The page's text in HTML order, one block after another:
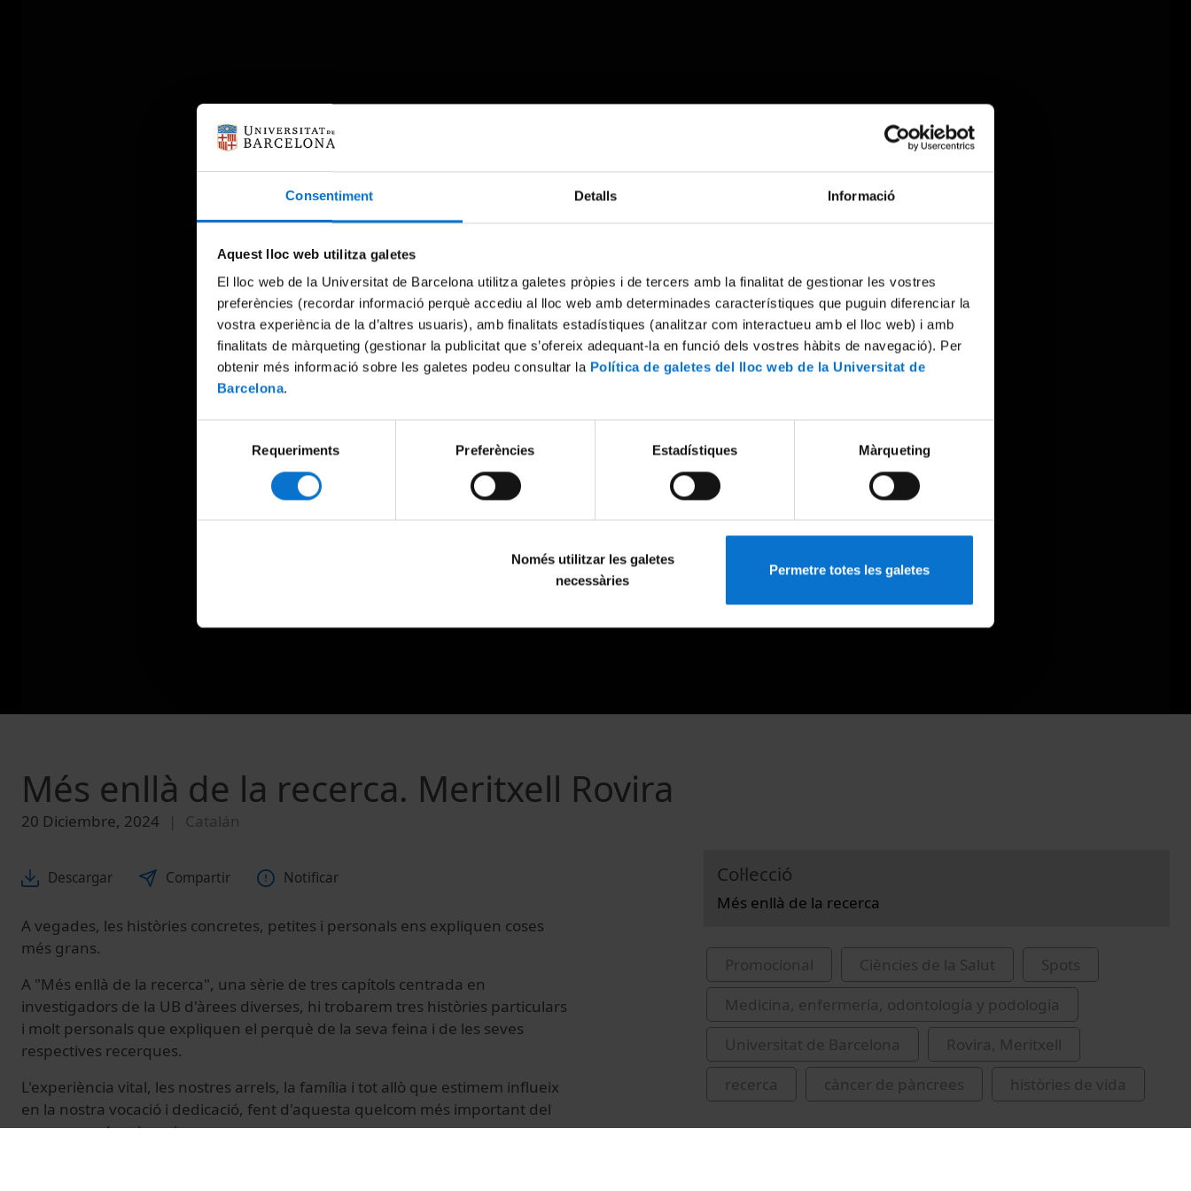
Consentiment Detalls Informació
Aquest lloc web utilitza galetes
El lloc web de la Universitat de Barcelona utilitza galetes pròpies i de tercers amb la finalitat de gestionar les vostres
preferències (recordar informació perquè accediu al lloc web amb determinades característiques que puguin diferenciar la
vostra experiència de la d’altres usuaris), amb finalitats estadístiques (analitzar com interactueu amb el lloc web) i amb
finalitats de màrqueting (gestionar la publicitat que s’ofereix adequant-la en funció dels vostres hàbits de navegació). Per
obtenir més informació sobre les galetes podeu consultar la Política de galetes del lloc web de la Universitat de
Barcelona.
Requeriments Preferències Estadístiques Màrqueting
Només utilitzar les galetes
necessàries
Permetre totes les galetes
Try again
Més enllà de la recerca. Meritxell Rovira
20 Diciembre, 2024 Catalán
Descargar Compartir Notificar
A vegades, les històries concretes, petites i personals ens expliquen coses
més grans.
A "Més enllà de la recerca", una sèrie de tres capítols centrada en
investigadors de la UB d'àrees diverses, hi trobarem tres històries particulars
i molt personals que expliquen el perquè de la seva feina i de les seves
respectives recerques.
L'experiència vital, les nostres arrels, la família i tot allò que estimem influeix
en la nostra vocació i dedicació, fent d'aquesta quelcom més important del
que ens podem imaginar.
Col·lecció
Més enllà de la recerca
Promocional Ciències de la Salut
Spots
Medicina, enfermería, odontología y podología
Universitat de Barcelona
Rovira, Meritxell
recerca
càncer de pàncrees històries de vida